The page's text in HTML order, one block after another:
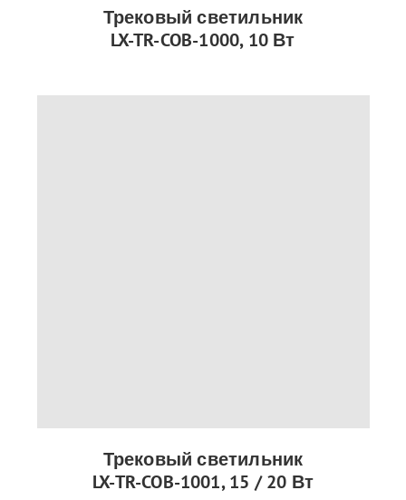
Трековый светильник
LX-TR-COB-1000, 10 Вт
Трековый светильник
LX-TR-COB-1001, 15 / 20 Вт